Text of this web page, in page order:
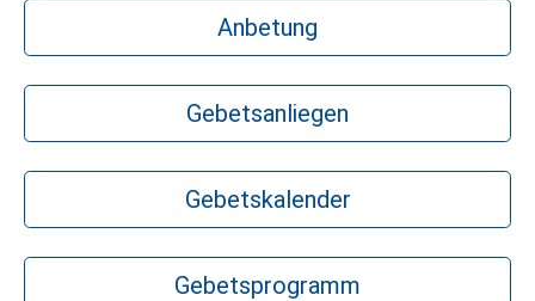
Anbetung
Gebetsanliegen
Gebetskalender
Gebetsprogramm